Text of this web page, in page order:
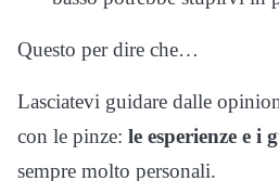
Questo per dire che…
Lasciatevi guidare dalle
con le pinze: le esperienze e i
sempre molto personali.